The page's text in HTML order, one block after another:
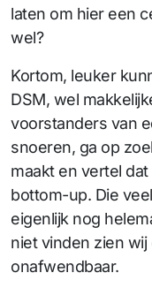
laten om hier een
wel?
Kortom, leuker
DSM, wel
voorstanders van
snoeren, ga op
maakt en vertel
bottom-up. Die
eigenlijk nog
niet vinden zien
onafwendbaar.